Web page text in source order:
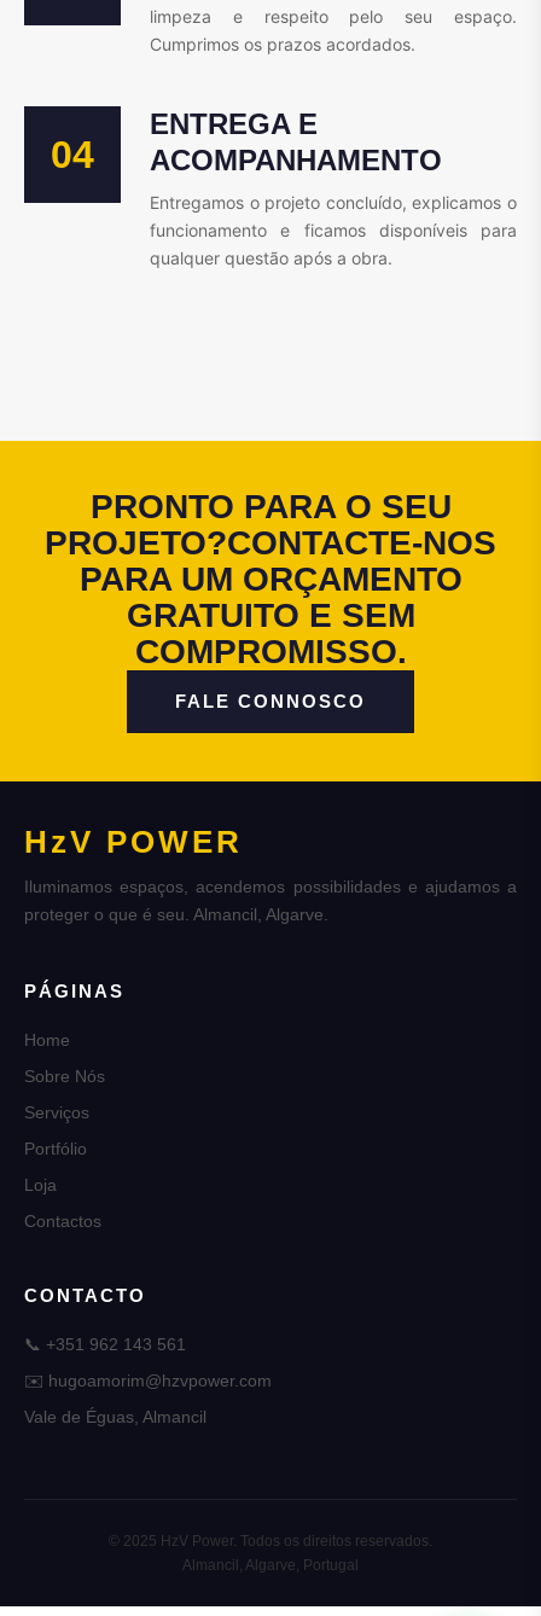
limpeza e respeito pelo seu espaço.
Cumprimos os prazos acordados.
04
ENTREGA E
ACOMPANHAMENTO
Entregamos o projeto concluído, explicamos o
funcionamento e ficamos disponíveis para
qualquer questão após a obra.
PRONTO PARA O SEU
PROJETO?CONTACTE-NOS
PARA UM ORÇAMENTO
GRATUITO E SEM
COMPROMISSO.
FALE CONNOSCO
HzV POWER
Iluminamos espaços, acendemos possibilidades e ajudamos a
proteger o que é seu. Almancil, Algarve.
PÁGINAS
Home
Sobre Nós
Serviços
Portfólio
Loja
Contactos
CONTACTO
📞 +351 962 143 561
✉️ hugoamorim@hzvpower.com
Vale de Éguas, Almancil
© 2025 HzV Power. Todos os direitos reservados.
Almancil, Algarve, Portugal